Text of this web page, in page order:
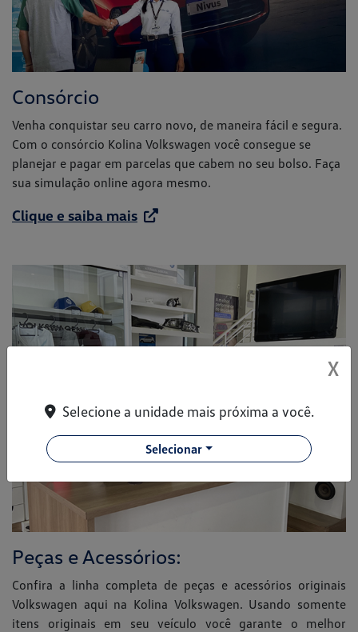
Consórcio
Venha conquistar seu carro novo, de maneira fácil e segura.
Com o consórcio Kolina Volkswagen você consegue se
planejar e pagar em parcelas que cabem no seu bolso. Faça
sua simulação online agora mesmo.
Clique e saiba mais
Peças e Acessórios:
Confira a linha completa de peças e acessórios originais
Volkswagen aqui na Kolina Volkswagen. Usando somente
itens originais em seu veículo você garante o melhor
X
Selecione a unidade mais próxima a você.
Selecionar